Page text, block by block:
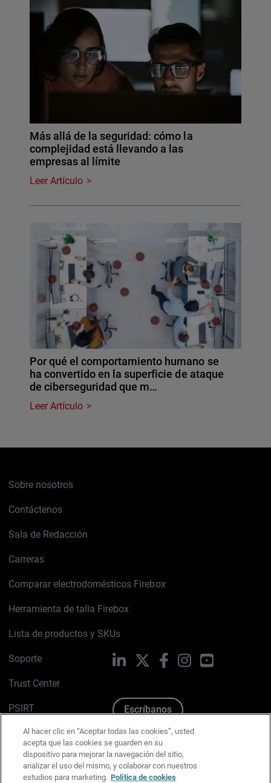
Más allá de la seguridad: cómo la
complejidad está llevando a las
empresas al límite
Leer Artículo
Por qué el comportamiento humano se
ha convertido en la superficie de ataque
de ciberseguridad que m…
Leer Artículo
Sobre nosotros
Contáctenos
Sala de Redacción
Carreras
Comparar electrodomésticos Firebox
Herramienta de talla Firebox
Lista de productos y SKUs
Soporte
Trust Center
PSIRT
Política de cookies
Política de privacidad
LinkedIn FacebookInstagramYouTube
Escríbanos
Al hacer clic en “Aceptar todas las cookies”, usted
acepta que las cookies se guarden en su
dispositivo para mejorar la navegación del sitio,
analizar el uso del mismo, y colaborar con nuestros
estudios para marketing. Política de cookies